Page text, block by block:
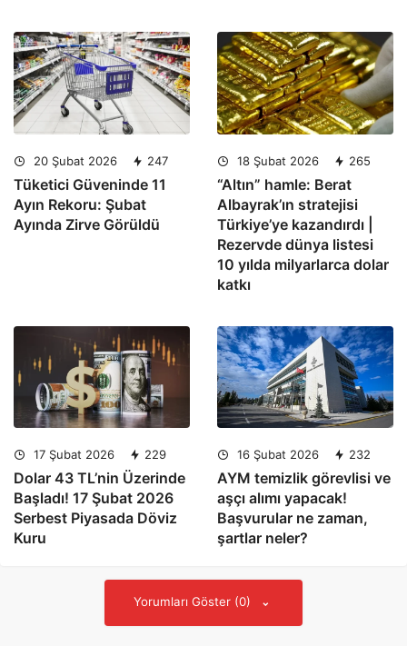
20 Şubat 2026 247
Tüketici Güveninde 11
Ayın Rekoru: Şubat
Ayında Zirve Görüldü
18 Şubat 2026 265
“Altın” hamle: Berat
Albayrak’ın stratejisi
Türkiye’ye kazandırdı |
Rezervde dünya listesi
10 yılda milyarlarca dolar
katkı
17 Şubat 2026 229
Dolar 43 TL’nin Üzerinde
Başladı! 17 Şubat 2026
Serbest Piyasada Döviz
Kuru
16 Şubat 2026 232
AYM temizlik görevlisi ve
aşçı alımı yapacak!
Başvurular ne zaman,
şartlar neler?
Yorumları Göster (0)